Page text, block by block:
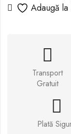
Adaugă
Transport
Gratuit
Plată